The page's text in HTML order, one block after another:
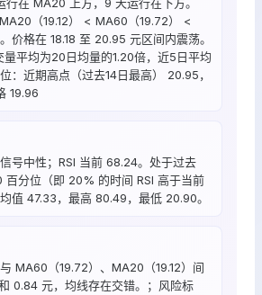
（19.12） < MA60（19.72） <
价格在 18.18 至 20.95 元区间内震荡。
平均为20日均量的1.20倍，近5日平均
：近期高点（过去14日最高） 20.95，
19.96
号中性；RSI 当前 68.24。处于过去
百分位（即 20% 的时间 RSI 高于当前
值 47.33，最高 80.49，最低 20.90。
MA60（19.72）、MA20（19.12）间
0.84 元，均线存在交错。；风险标